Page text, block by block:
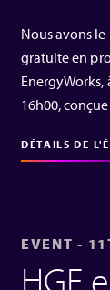
Nous avons
gratuite en
EnergyWorks,
16h00,
DÉTAILS DE
EVENT -
HGF